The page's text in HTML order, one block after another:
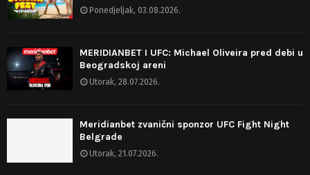
Ponedjeljak, 03.08.2026.
MERIDIANBET I UFC: Michael Oliveira pred debi u
Beogradskoj areni
Utorak, 28.07.2026.
Meridianbet zvanični sponzor UFC Fight Night
Belgrade
Utorak, 21.07.2026.